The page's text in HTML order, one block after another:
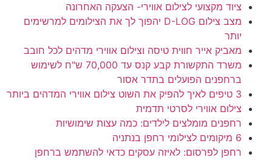
ציוד מקצועי לצילום אווירי- הצעקה האחרונה
מצב צילום D-LOG יהפוך לך את הצילומים למרשימים
יותר
מאביק אייר חווית טיסה וצילום אווירי מדהים לכל חובב
משרד התקשורת קבע קנס עד 70,000 ש"ח לשימוש
ברחפנים הפועלים בתדר אסור
3 טיפים לאיך להפיק את השוט צילום אווירי המדהים ביותר
צילום אווירי לסרטי תדמית
רחפנים מומלצים לילדים: כמה עצות שימושיות
6 מיקומים לצילומי רחפן בנתניה
רחפן לפרסום: לאיזה עסקים כדאי להשתמש ברחפן